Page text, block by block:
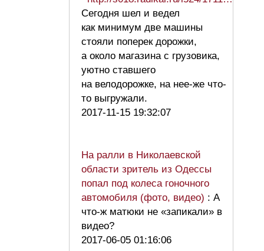
Сегодня шел и ведел
как минимум две машины
стояли поперек дорожки,
а около магазина с грузовика,
уютно ставшего
на велодорожке, на нее-же что-
то выгружали.
2017-11-15 19:32:07
На ралли в Николаевской
области зритель из Одессы
попал под колеса гоночного
автомобиля (фото, видео) : А
что-ж матюки не «запикали» в
видео?
2017-06-05 01:16:06